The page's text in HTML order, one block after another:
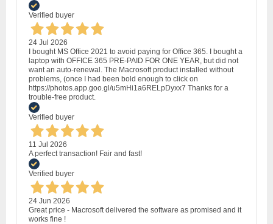
Verified buyer
24 Jul 2026
I bought MS Office 2021 to avoid paying for Office 365. I bought a
laptop with OFFICE 365 PRE-PAID FOR ONE YEAR, but did not
want an auto-renewal. The Macrosoft product installed without
problems, (once I had been bold enough to click on
https://photos.app.goo.gl/u5mHi1a6RELpDyxx7 Thanks for a
trouble-free product.
Verified buyer
11 Jul 2026
A perfect transaction! Fair and fast!
Verified buyer
24 Jun 2026
Great price - Macrosoft delivered the software as promised and it
works fine !